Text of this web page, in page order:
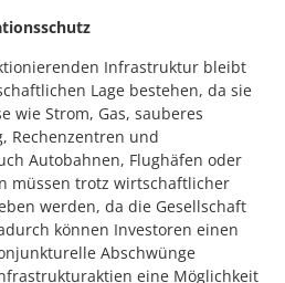
Infrastruktur bleibt
Lage bestehen, da sie
wie Strom, Gas, sauberes
Rechenzentren und
Autobahnen, Flughäfen oder
müssen trotz wirtschaftlicher
werden, da die Gesellschaft
können Investoren einen
Abschwünge
eine Möglichkeit